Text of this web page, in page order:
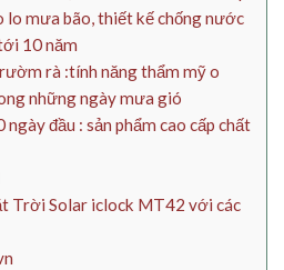
mưa bão, thiết kế chống nước
10 năm
rà :tính năng thẩm mỹ o
những ngày mưa gió
đầu : sản phẩm cao cấp chất
Trời Solar iclock MT42 với các